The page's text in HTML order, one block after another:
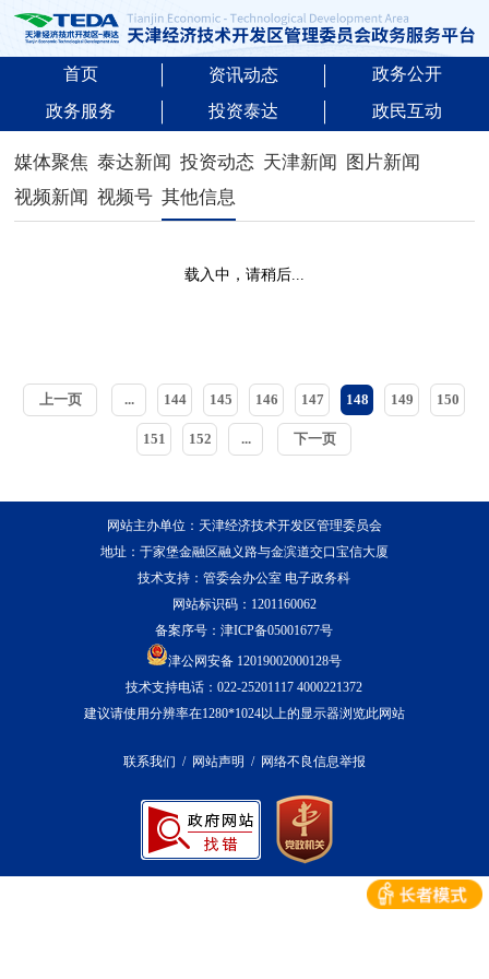
首页 资讯动态
政务公开
政务服务
投资泰达 政民互动
媒体聚焦 泰达新闻 投资动态 天津新闻
图片新闻
视频新闻
视频号 其他信息
载入中，请稍后...
上一页 ... 144 145 146 147 148 149 150
151 152 ... 下一页
网站主办单位：天津经济技术开发区管理委员会
地址：于家堡金融区融义路与金滨道交口宝信大厦
技术支持：管委会办公室 电子政务科
网站标识码：1201160062
备案序号：津ICP备05001677号
津公网安备 12019002000128号
技术支持电话：022-25201117 4000221372
建议请使用分辨率在1280*1024以上的显示器浏览此网站
联系我们 / 网站声明 / 网络不良信息举报